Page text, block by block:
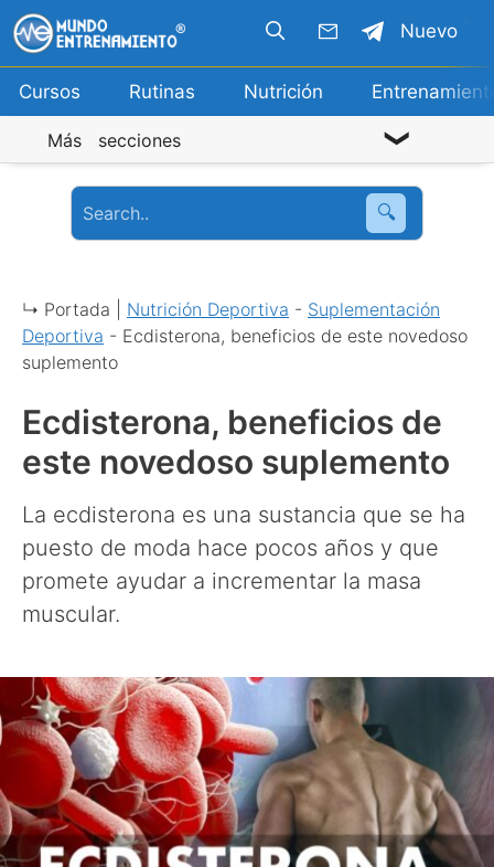
Saltar
al
contenido
Cursos Rutinas Nutrición
Nuevo
Más secciones
🔍
↳ Portada | Nutrición Deportiva - Suplementación
Deportiva - Ecdisterona, beneficios de este novedoso
suplemento
Ecdisterona, beneficios de
este novedoso suplemento
La ecdisterona es una sustancia que se ha
puesto de moda hace pocos años y que
promete ayudar a incrementar la masa
muscular.